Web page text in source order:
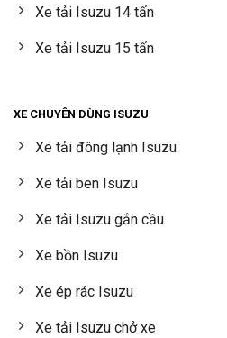
Xe tải Isuzu 14 tấn
Xe tải Isuzu 15 tấn
XE CHUYÊN DÙNG ISUZU
Xe tải đông lạnh Isuzu
Xe tải ben Isuzu
Xe tải Isuzu gắn cầu
Xe bồn Isuzu
Xe ép rác Isuzu
Xe tải Isuzu chở xe